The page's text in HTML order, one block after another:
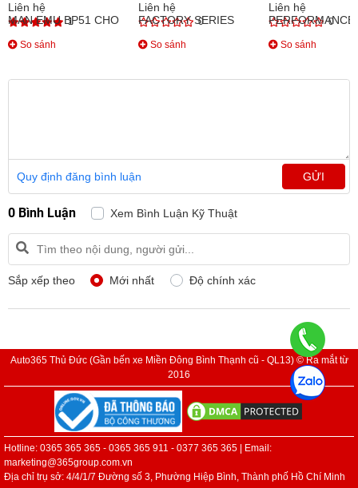
(2005-2015)
Liên hệ
1
So sánh
(ĐIỀU CHỈNH ĐƯỢC)
Liên hệ
0
So sánh
CHEVROLET
COLORADO
Liên hệ
0
So sánh
Quy định đăng bình luận GỬI
0 Bình Luận Xem Bình Luận Kỹ Thuật
Sắp xếp theo Mới nhất Độ chính xác
Auto365 Thủ Đức (Gần bến xe Miền Đông Bình Thạnh cũ - QL13) © Ra mắt từ
2016
Hotline: 0365 365 365 - 0365 365 911 - 0377 365 365 | Email:
marketing@365group.com.vn
Địa chỉ trụ sở: 4/4/1/7 Đường số 3, Phường Hiệp Bình, Thành phố Hồ Chí Minh